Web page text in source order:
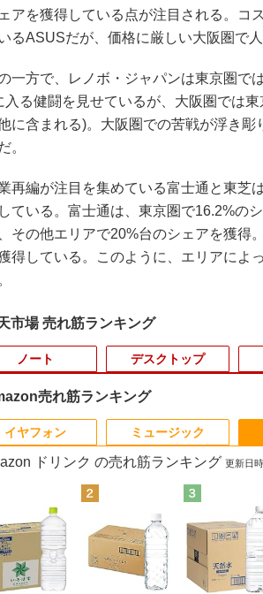
アを獲得している点が注目される。コ
るASUSだが、価格に厳しい大阪圏で
一方で、レノボ・ジャパンは東京圏で
入る健闘を見せているが、大阪圏では
に含まれる)。大阪圏での苦戦が浮き
。
再編が注目を集めている富士通と東芝
ている。富士通は、東京圏で16.2%の
その他エリアで20%台のシェアを獲得
得している。このように、エリアによ
市場 売れ筋ランキング
ノート
10限定！お買
ラソン×5のつく
イント最大49.5
【中古・本体の
2
MS限定クーポンあり!
高性能 第10世代
Celeron CPUにアップ
グレード中! 中古ノー
3
【1500円OFFク
ン】ノートパソコ
古パソコン 12.1イ
SSD256GB メモ
デスクトップ
SSD128GB＋大
】超小
スペース 中古デ
ップPC ミニPC
2
Dell OptiPlex 3050
SFF 第7世代 Core i5
メモリ16GB SSD
512GB Office付き
3
【マラソンセール
中ポイント5倍】
スクトップパソコ
10世代 Core i5 メ
液晶モニター
ンチワイド 黒
ック 1920×1080
2
JAPANNEXT｜ジャパ
ンネクスト モニターア
ームガス式液晶ディス
プレイアーム 15-32イ
3
HP フレームレス
ター 23.8インチ
G4 IPSパネル フル
HDMI VGA 中古モ
ラ！（10） （ビ
コミックス〔ス
ル〕） [ 浦沢直
2
路傍のフジイ（7）
（ビッグ コミック
ス） [ 鍋倉夫 ]
3
ミウラ折り小冊子
き 宇宙兄弟（46
装版 （講談社キャ
ターズA） [ 小山
売れ筋ランキング
イヤフォン ミュージック
ドリンク の売れ筋ランキング 更新日